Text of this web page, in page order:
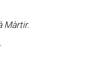
Màrtir.